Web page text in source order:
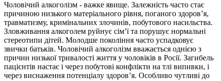
Чоловічий алкоголізм - важке явище. Залежність часто стає
причиною низького матеріального рівня, поганого здоров’я,
травматизму, кримінальних злочинів, побутового насильства.
Зловживання алкоголем руйнує сім’ї та порушує нормальні
стереотипи дітей. Молодше покоління часто успадковує
звички батьків. Чоловічий алкоголізм вважається однією з
причин низької тривалості життя у чоловіків в Росії. Загибель
пацієнтів настає і через побутові конфлікти на тлі випивки, і
через виснаження потенціалу здоров’я. Особливо чутливі до